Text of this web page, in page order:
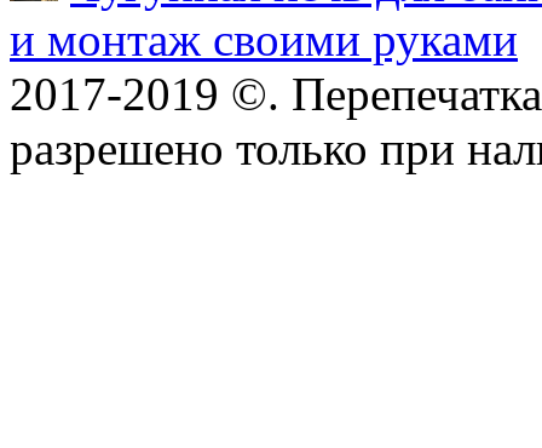
и монтаж своими руками
2017-2019 ©. Перепечатка
разрешено только при